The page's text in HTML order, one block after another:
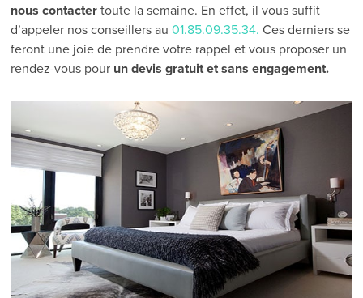
nous contactertoute la semaine. En effet, il vous suffit
d’appeler nos conseillers au01.85.09.35.34. Ces derniers se
feront une joie de prendre votre rappel et vous proposer un
rendez-vous pour un devis gratuit et sans engagement.